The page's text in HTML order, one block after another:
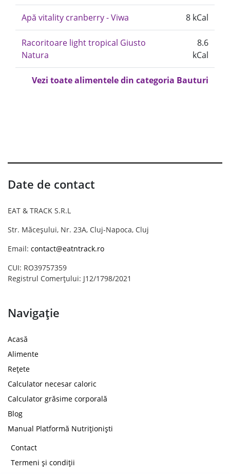
Apă vitality cranberry - Viwa 8 kCal
Racoritoare light tropical Giusto
Natura
8.6
kCal
Vezi toate alimentele din categoria Bauturi
Date de contact
EAT & TRACK S.R.L
Str. Măceșului, Nr. 23A, Cluj-Napoca, Cluj
Email: contact@eatntrack.ro
CUI: RO39757359
Registrul Comerțului: J12/1798/2021
Navigație
Acasă
Alimente
Rețete
Calculator necesar caloric
Calculator grăsime corporală
Blog
Manual Platformă Nutriționiști
Contact
Termeni și condiții